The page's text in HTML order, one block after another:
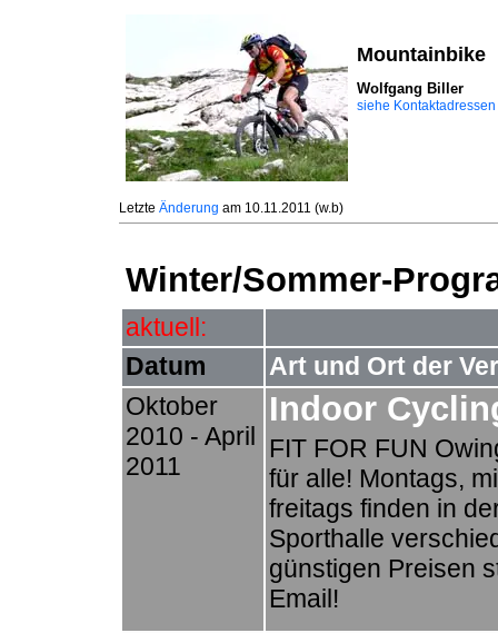
Mountainbike
Wolfgang Biller
siehe Kontaktadressen
Letzte Änderung am 10.11.2011 (w.b)
Winter/Sommer-
aktuell:
Datum
Art und Ort der
Oktober
2010 - April
2011
Indoor
FIT FOR FUN
für alle! Montags,
freitags finden in
Sporthalle
günstigen Preisen
Email!